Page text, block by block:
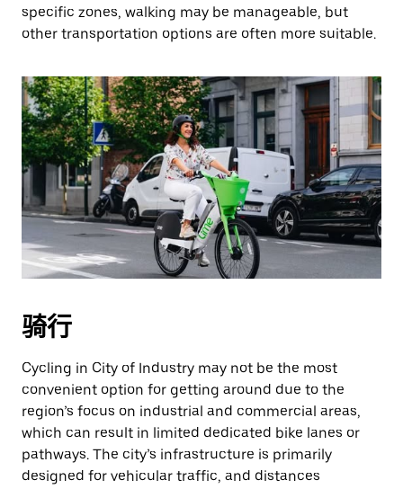
specific zones, walking may be manageable, but
other transportation options are often more suitable.
骑行
Cycling in City of Industry may not be the most
convenient option for getting around due to the
region’s focus on industrial and commercial areas,
which can result in limited dedicated bike lanes or
pathways. The city’s infrastructure is primarily
designed for vehicular traffic, and distances